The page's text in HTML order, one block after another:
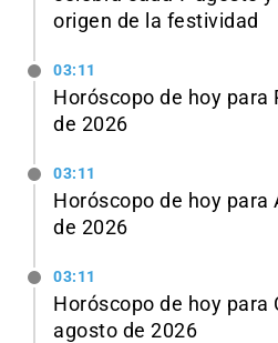
origen de la festividad
03:11
Horóscopo de hoy para
de 2026
03:11
Horóscopo de hoy para
de 2026
03:11
Horóscopo de hoy para
agosto de 2026